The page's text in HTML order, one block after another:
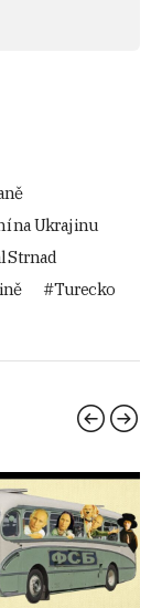
na Ukrajinu
Strnad
Turecko